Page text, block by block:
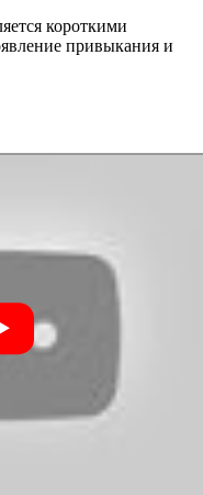
короткими
привыкания и